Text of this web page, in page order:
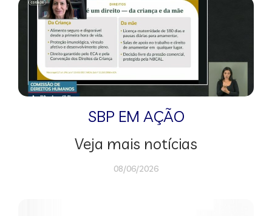
SBP EM AÇÃO
Veja mais notícias
08/06/2026